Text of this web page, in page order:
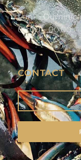
Luni –
09:00 – 00:00
CONTACT